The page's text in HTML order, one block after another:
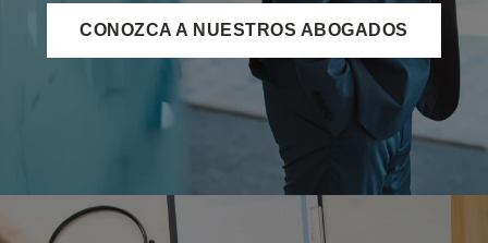
CONOZCA A NUESTROS ABOGADOS